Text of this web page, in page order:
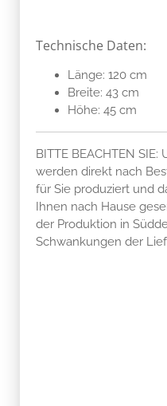
Technische Daten:
Länge: 120 cm
Breite: 43 cm
Höhe: 45 cm
BITTE BEACHTEN
werden direkt nach
für Sie produziert und
Ihnen nach Hause
der Produktion in
Schwankungen der